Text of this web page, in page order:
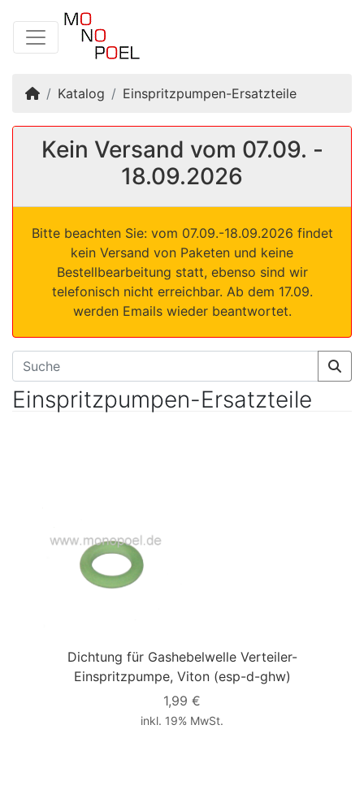
Startseite
Katalog Einspritzpumpen-Ersatzteile
Kein Versand vom 07.09. -
18.09.2026
Bitte beachten Sie: vom 07.09.-18.09.2026 findet
kein Versand von Paketen und keine
Bestellbearbeitung statt, ebenso sind wir
telefonisch nicht erreichbar. Ab dem 17.09.
werden Emails wieder beantwortet.
Einspritzpumpen-Ersatzteile
Dichtung für Gashebelwelle Verteiler-
Einspritzpumpe, Viton (esp-d-ghw)
1,99 €
inkl. 19% MwSt.